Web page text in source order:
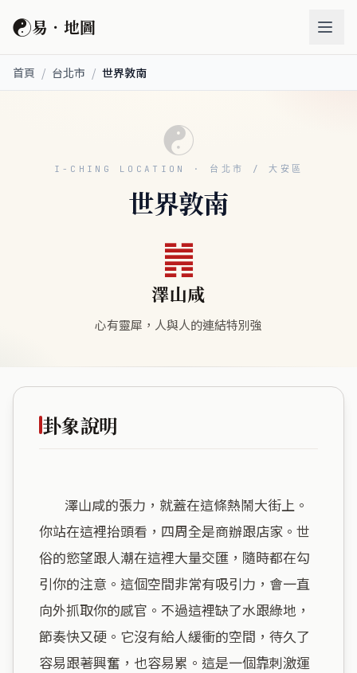
☯易．地圖
首頁 / 台北市 / 世界敦南
☯
I-CHING LOCATION · 台北市 / 大安區
世界敦南
䷞
澤山咸
心有靈犀，人與人的連結特別強
卦象說明
你站在這裡抬頭看，四周全是商辦跟店家。世
俗的慾望跟人潮在這裡大量交匯，隨時都在勾
引你的注意。這個空間非常有吸引力，會一直
向外抓取你的感官。不過這裡缺了水跟綠地，
節奏快又硬。它沒有給人緩衝的空間，待久了
容易跟著興奮，也容易累。這是一個靠刺激運